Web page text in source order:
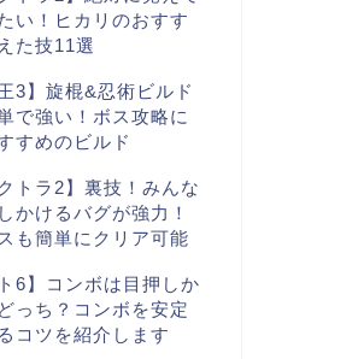
い！ヒカリのおすす
た技11選
王3】旋棍&忍術ビルド
で強い！ボス攻略に
すめのビルド
クトラ2】裏技！みんな
かけるバグが強力！
も簡単にクリア可能
ト6】コンボは目押しか
っち？コンボを安定
コツを紹介します